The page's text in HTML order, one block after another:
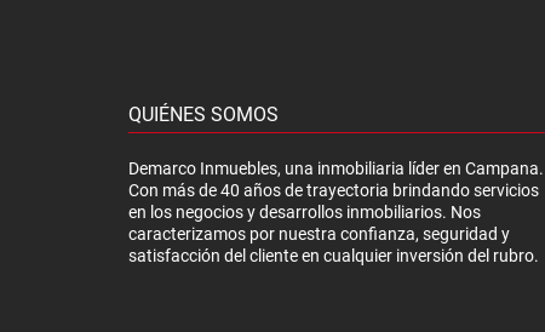
QUIÉNES SOMOS
Demarco Inmuebles, una inmobiliaria líder en Campana.
Con más de 40 años de trayectoria brindando servicios
en los negocios y desarrollos inmobiliarios. Nos
caracterizamos por nuestra confianza, seguridad y
satisfacción del cliente en cualquier inversión del rubro.